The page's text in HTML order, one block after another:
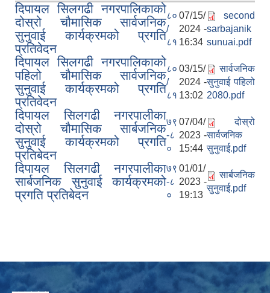
दिपायल सिलगढी नगरपालिकाको
दोस्रो चौमासिक सार्वजनिक
सुनुवाई कार्यक्रमको प्रगति
प्रतिवेदन
८०
/
८१
07/15/
2024 -
16:34
second
sarbajanik
sunuai.pdf
दिपायल सिलगढी नगरपालिकाको
पहिलो चौमासिक सार्वजनिक
सुनुवाई कार्यक्रमको प्रगति
प्रतिवेदन
८०
/
८१
03/15/
2024 -
13:02
सार्वजनिक
सुनुवाई पहिलो
2080.pdf
दिपायल सिलगढी नगरपालीका
दोस्रो चौमासिक सार्बजनिक
सुनुवाई कार्यक्रमको प्रगति
प्रतिबेदन
७९
-८
०
07/04/
2023 -
15:44
दोस्रो
सार्वजनिक
सुनुवाई.pdf
दिपायल सिलगढी नगरपालीका
सार्बजनिक सुनुवाई कार्यक्रमको
प्रगति प्रतिबेदन
७९
-८
०
01/01/
2023 -
19:13
सार्बजनिक
सुनुवाई.pdf